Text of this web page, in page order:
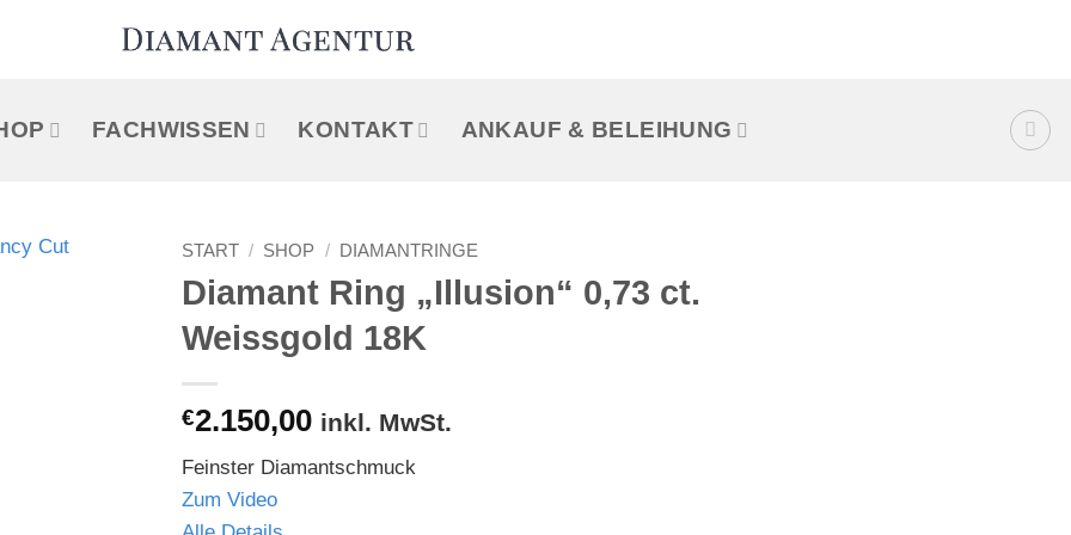
FACHWISSEN KONTAKT ANKAUF & BELEIHUNG
START / SHOP / DIAMANTRINGE
Diamant Ring „Illusion“ 0,73 ct.
Weissgold 18K
€2.150,00 inkl. MwSt.
Feinster Diamantschmuck
Zum Video